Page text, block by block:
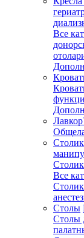
Все
Все
Столы
Столы